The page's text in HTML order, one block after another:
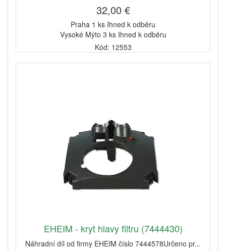
32,00 €
Praha 1 ks Ihned k odběru
Vysoké Mýto 3 ks Ihned k odběru
Kód: 12553
EHEIM - kryt hlavy filtru (7444430)
Náhradní díl od firmy EHEIM číslo 7444578Určeno pr...